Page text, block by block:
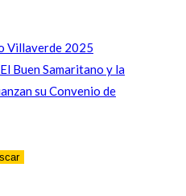
Villaverde 2025
Buen Samaritano y la
su Convenio de